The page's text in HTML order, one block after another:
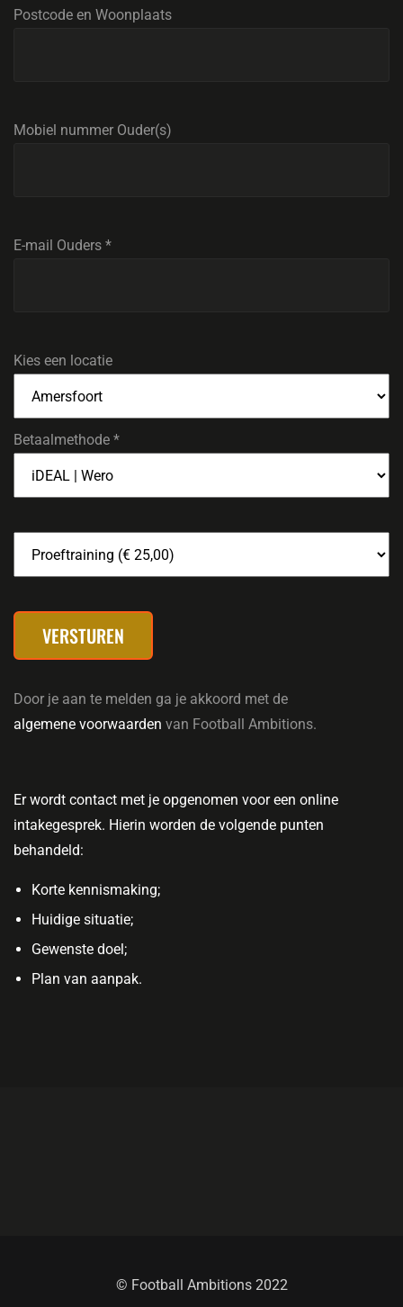
Postcode en Woonplaats
Mobiel nummer Ouder(s)
E-mail Ouders *
Kies een locatie
Betaalmethode *
VERSTUREN
Door je aan te melden ga je akkoord met de
algemene voorwaarden van Football Ambitions.
Er wordt contact met je opgenomen voor een online
intakegesprek. Hierin worden de volgende punten
behandeld:
Korte kennismaking;
Huidige situatie;
Gewenste doel;
Plan van aanpak.
© Football Ambitions 2022